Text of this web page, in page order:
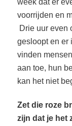
voorrijden en
Drie uur even
gesloopt en er
vinden
aan toe, hun
kan het niet
Zet die roze
zijn dat je het